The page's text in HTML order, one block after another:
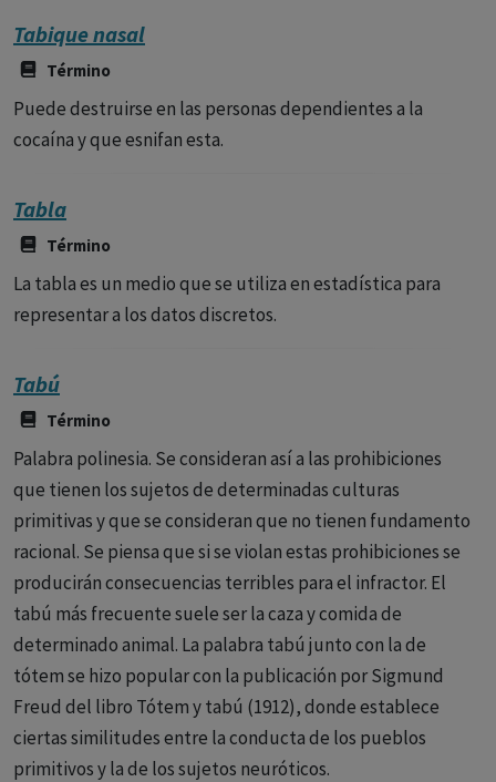
Tabique nasal
Término
Puede destruirse en las personas dependientes a la
cocaína y que esnifan esta.
Tabla
Término
La tabla es un medio que se utiliza en estadística para
representar a los datos discretos.
Tabú
Término
Palabra polinesia. Se consideran así a las prohibiciones
que tienen los sujetos de determinadas culturas
primitivas y que se consideran que no tienen fundamento
racional. Se piensa que si se violan estas prohibiciones se
producirán consecuencias terribles para el infractor. El
tabú más frecuente suele ser la caza y comida de
determinado animal. La palabra tabú junto con la de
tótem se hizo popular con la publicación por Sigmund
Freud del libro Tótem y tabú (1912), donde establece
ciertas similitudes entre la conducta de los pueblos
primitivos y la de los sujetos neuróticos.